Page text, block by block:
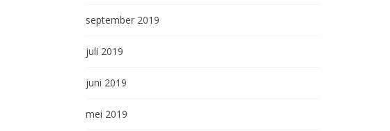
september 2019
juli 2019
juni 2019
mei 2019